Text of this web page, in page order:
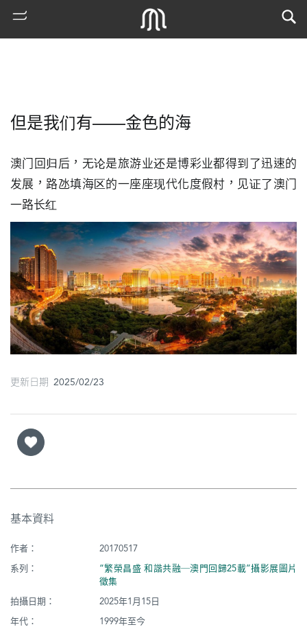
搜
古
地
圖
媽
堂
街
市
但是我们有——金色的海
澳门回归后，无论是旅游业还是博彩业都得到了迅速的
发展，路氹填海区的一座座现代化度假村，见证了澳门
一路长红
更新日期 2025/02/23
基本資料
作者：
20170517
系列：
“繁榮昌盛 和諧共融─澳門回歸25載”攝影展圖片
徵集
拍攝日期：
2025年1月15日
年代：
1999年至今